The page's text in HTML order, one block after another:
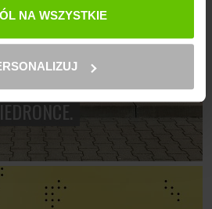
NA WSZYSTKIE
LOGISTYKA W E-COMMERCE
DHL BOX PRZY OKAZJI